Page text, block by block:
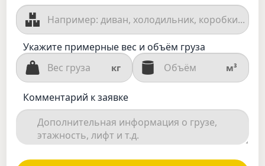
Укажите примерные вес и объём груза
кг м³
Комментарий к заявке